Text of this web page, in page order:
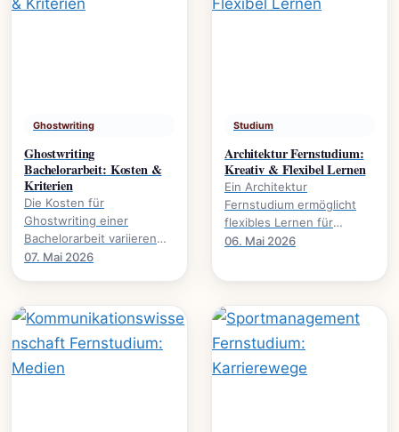
Ghostwriting
Ghostwriting
Bachelorarbeit: Kosten &
Kriterien
Die Kosten für
Ghostwriting einer
Bachelorarbeit variieren
stark. Dieser Leitfaden
und gibt.
07. Mai 2026
Studium
Architektur Fernstudium:
Kreativ & Flexibel Lernen
Ein Architektur
Fernstudium ermöglicht
flexibles Lernen für
kreative Köpfe.
06. Mai 2026